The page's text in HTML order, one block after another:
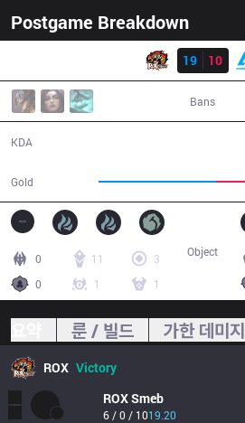
Postgame Breakdown
19
10
Bans
KDA
Gold
0 11
3
0
1 1
Object
룬 / 빌드 가한 데미지
ROX Victory
ROXSmeb
6 / 0 / 1019.20